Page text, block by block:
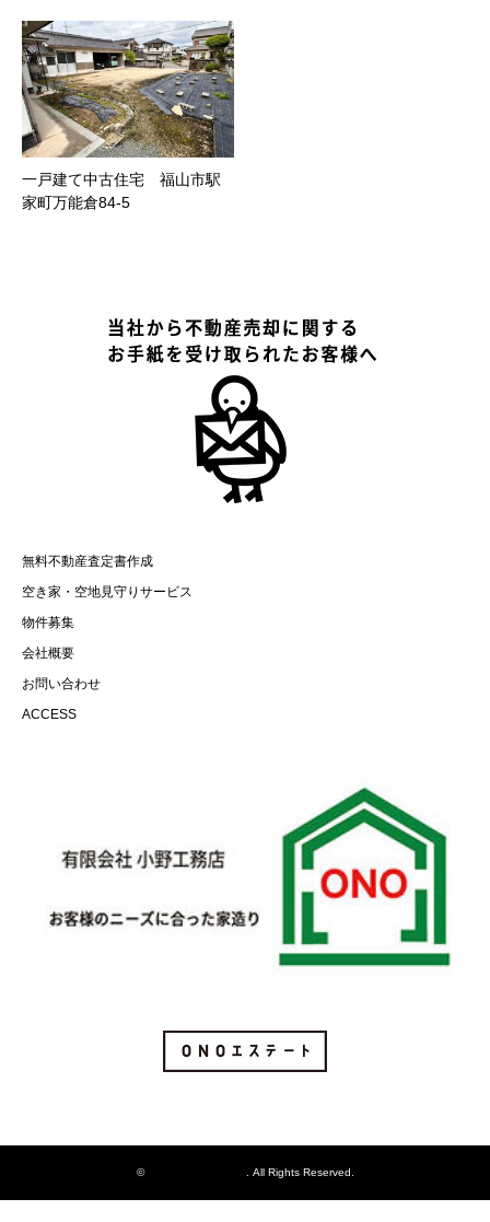
一戸建て中古住宅 福山市駅
家町万能倉84-5
無料不動産査定書作成
空き家・空地見守りサービス
物件募集
会社概要
お問い合わせ
ACCESS
© . All Rights Reserved.